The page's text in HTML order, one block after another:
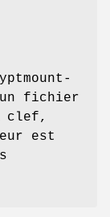
fichier
clef,
est